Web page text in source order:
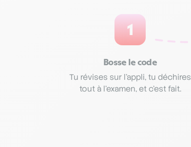
1
Bosse le code
Tu révises sur l’appli, tu déchires
tout à l’examen, et c’est fait.